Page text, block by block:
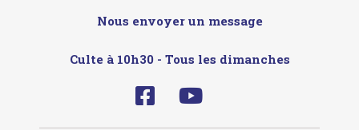
Nous envoyer un message
Culte à 10h30 - Tous les dimanches